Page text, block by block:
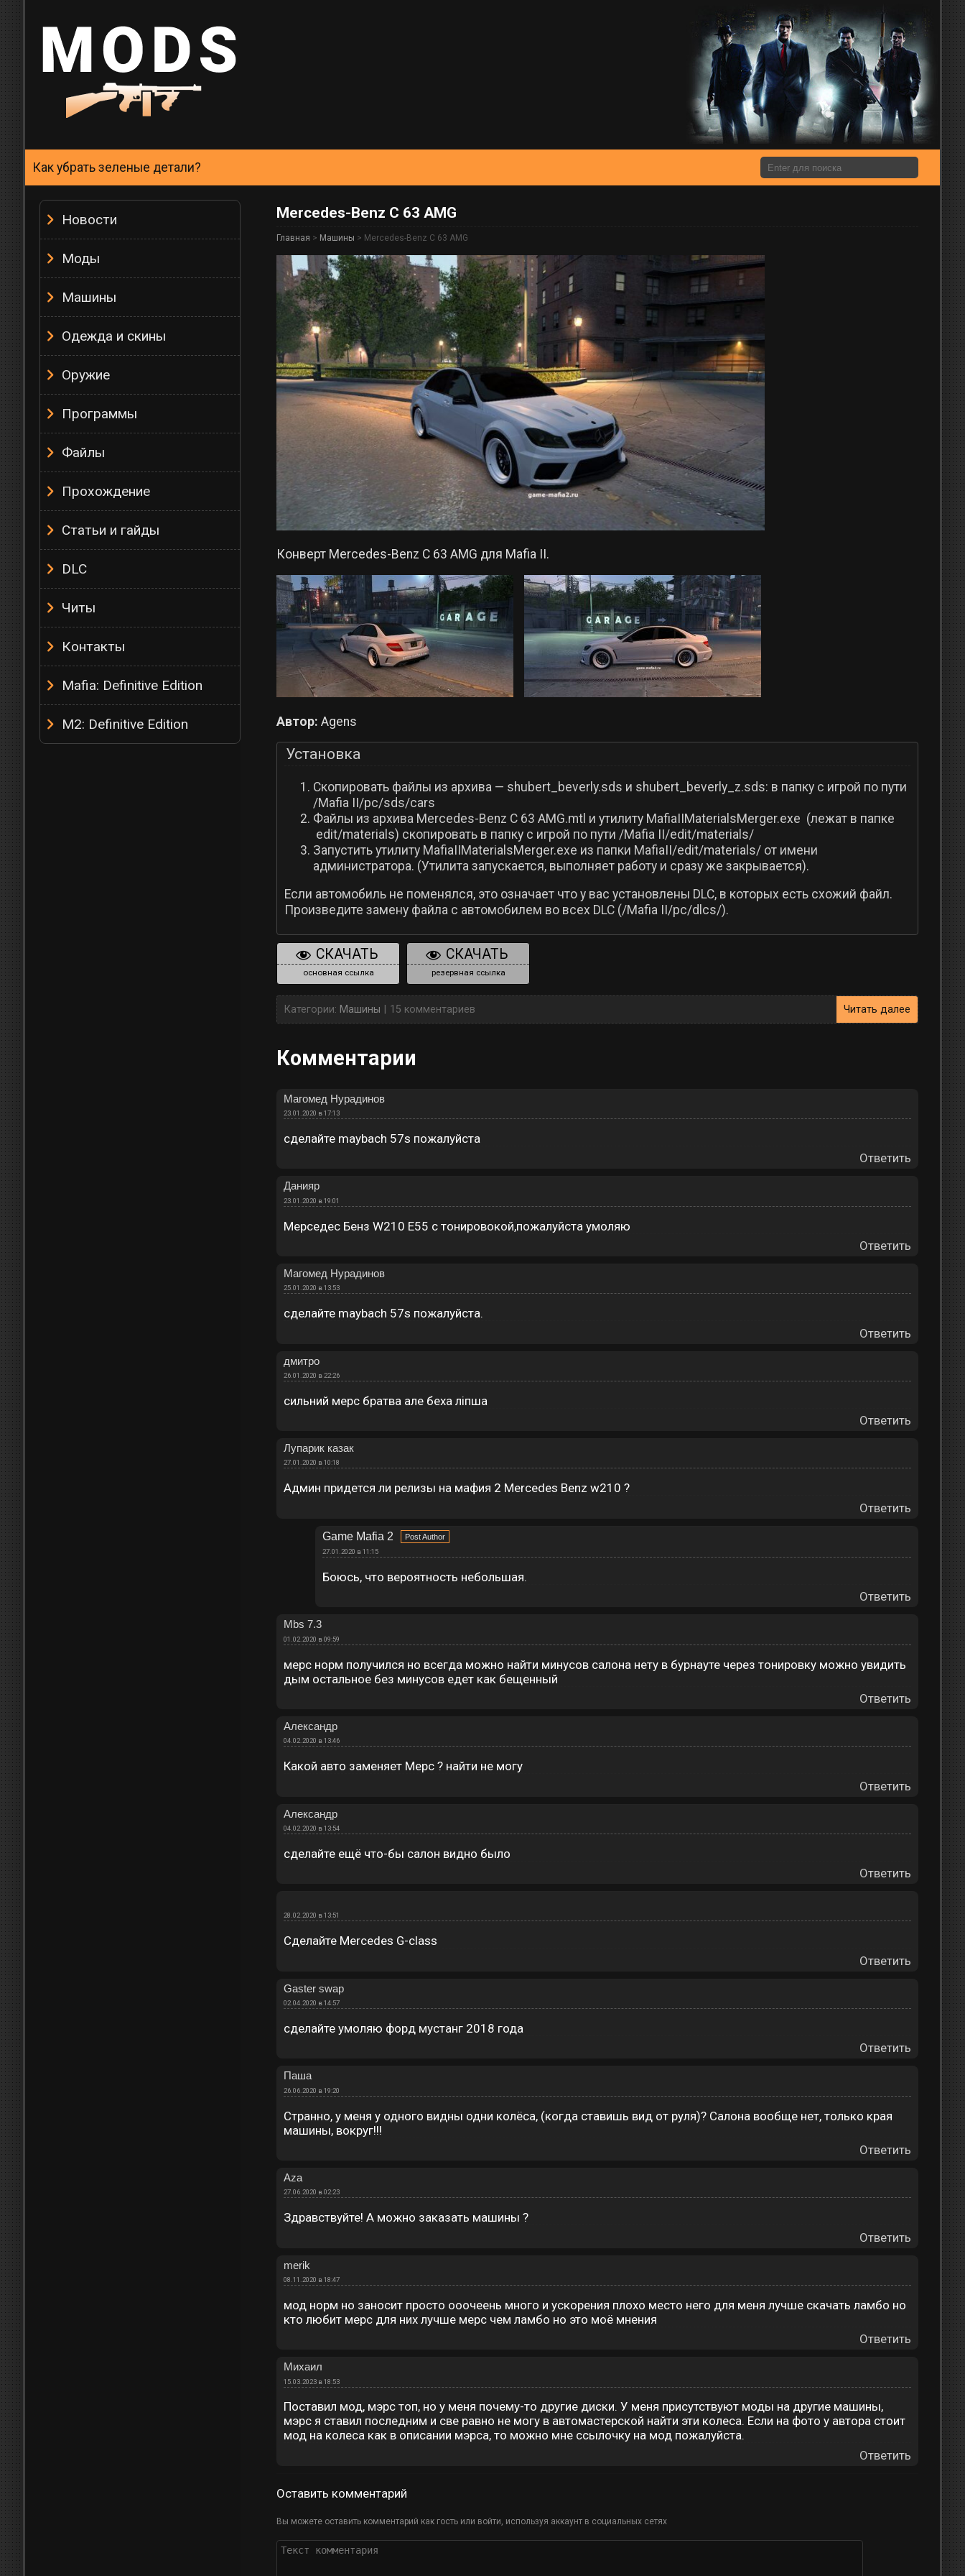
Как убрать зеленые детали?
Новости
Моды
Машины
Одежда и скины
Оружие
Программы
Файлы
Прохождение
Статьи и гайды
DLC
Читы
Контакты
Mafia: Definitive Edition
M2: Definitive Edition
Mercedes-Benz C 63 AMG
Главная > Машины > Mercedes-Benz C 63 AMG
Конверт Mercedes-Benz C 63 AMG для Mafia II.
Автор: Agens
Установка
Cкопировать файлы из архива — shubert_beverly.sds и shubert_beverly_z.sds: в папку с игрой по пути
/Mafia II/pc/sds/cars
Файлы из архива Mercedes-Benz C 63 AMG.mtl и утилиту MafiaIIMaterialsMerger.exe (лежат в папке
edit/materials) скопировать в папку с игрой по пути /Mafia II/edit/materials/
Запустить утилиту MafiaIIMaterialsMerger.exe из папки MafiaII/edit/materials/ от имени
администратора. (Утилита запускается, выполняет работу и сразу же закрывается).
Если автомобиль не поменялся, это означает что у вас установлены DLC, в которых есть схожий файл.
Произведите замену файла с автомобилем во всех DLC (/Mafia II/pc/dlcs/).
СКАЧАТЬ
основная ссылка
СКАЧАТЬ
резервная ссылка
Категории: Машины 15 комментариев Читать далее
Комментарии
Магомед Нурадинов
23.01.2020 в 17:13
сделайте maybach 57s пожалуйста
Ответить
Данияр
23.01.2020 в 19:01
Мерседес Бенз W210 E55 с тонировокой,пожалуйста умоляю
Ответить
Магомед Нурадинов
25.01.2020 в 13:53
сделайте maybach 57s пожалуйста.
Ответить
дмитро
26.01.2020 в 22:26
сильний мерс братва але беха ліпша
Ответить
Лупарик казак
27.01.2020 в 10:18
Админ придется ли релизы на мафия 2 Mercedes Benz w210 ?
Ответить
Game Mafia 2
27.01.2020 в 11:15
Боюсь, что вероятность небольшая.
Ответить
Mbs 7.3
01.02.2020 в 09:59
мерс норм получился но всегда можно найти минусов салона нету в бурнауте через тонировку можно увидить
дым остальное без минусов едет как бещенный
Ответить
Александр
04.02.2020 в 13:46
Какой авто заменяет Мерс ? найти не могу
Ответить
Александр
04.02.2020 в 13:54
сделайте ещё что-бы салон видно было
Ответить
28.02.2020 в 13:51
Сделайте Mercedes G-class
Ответить
Gaster swаp
02.04.2020 в 14:57
сделайте умоляю форд мустанг 2018 года
Ответить
Паша
26.06.2020 в 19:20
Странно, у меня у одного видны одни колёса, (когда ставишь вид от руля)? Салона вообще нет, только края
машины, вокруг!!!
Ответить
Aza
27.06.2020 в 02:23
Здравствуйте! А можно заказать машины ?
Ответить
merik
08.11.2020 в 18:47
мод норм но заносит просто ооочеень много и ускорения плохо место него для меня лучше скачать ламбо но
кто любит мерс для них лучше мерс чем ламбо но это моё мнения
Ответить
Михаил
15.03.2023 в 18:53
Поставил мод, мэрс топ, но у меня почему-то другие диски. У меня присутствуют моды на другие машины,
мэрс я ставил последним и све равно не могу в автомастерской найти эти колеса. Если на фото у автора стоит
мод на колеса как в описании мэрса, то можно мне ссылочку на мод пожалуйста.
Ответить
Оставить комментарий
Вы можете оставить комментарий как гость или войти, используя аккаунт в социальных сетях